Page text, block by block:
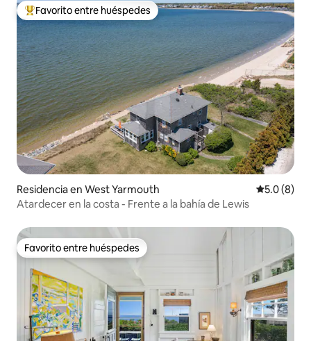
De los mejores en Favorito entre huéspedes
Favorito entre huéspedes
Residencia en West Yarmouth
5.0 (8)
Atardecer en la costa - Frente a la bahía de Lewis
Favorito entre huéspedes
Favorito entre huéspedes